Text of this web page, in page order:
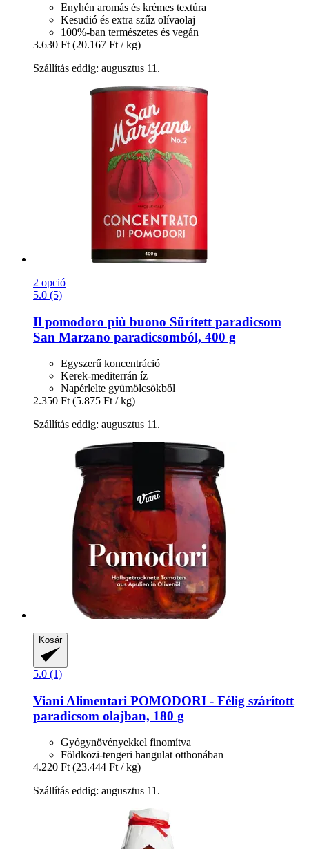
Enyhén aromás és krémes textúra
Kesudió és extra szűz olívaolaj
100%-ban természetes és vegán
3.630 Ft (20.167 Ft / kg)
Szállítás eddig: augusztus 11.
2 opció
5.0 (5)
Il pomodoro più buono Sűrített paradicsom
San Marzano paradicsomból, 400 g
Egyszerű koncentráció
Kerek-mediterrán íz
Napérlelte gyümölcsökből
2.350 Ft (5.875 Ft / kg)
Szállítás eddig: augusztus 11.
Kosár
5.0 (1)
Viani Alimentari POMODORI -​ Félig szárított
paradicsom olajban, 180 g
Gyógynövényekkel finomítva
Földközi-tengeri hangulat otthonában
4.220 Ft (23.444 Ft / kg)
Szállítás eddig: augusztus 11.